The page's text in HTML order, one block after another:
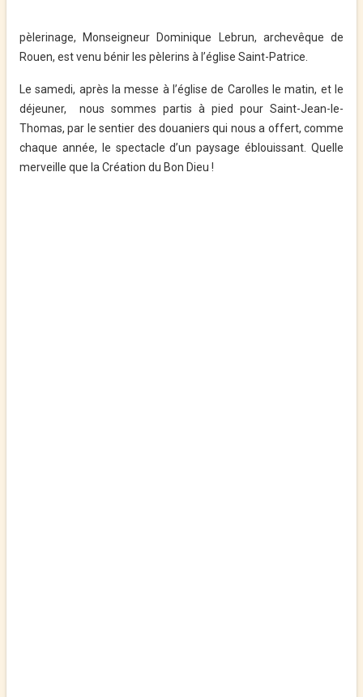
pèlerinage, Monseigneur Dominique Lebrun, archevêque de
Rouen, est venu bénir les pèlerins à l’église Saint-Patrice.
Le samedi, après la messe à l’église de Carolles le matin, et le
déjeuner, nous sommes partis à pied pour Saint-Jean-le-
Thomas, par le sentier des douaniers qui nous a offert, comme
chaque année, le spectacle d’un paysage éblouissant. Quelle
merveille que la Création du Bon Dieu !